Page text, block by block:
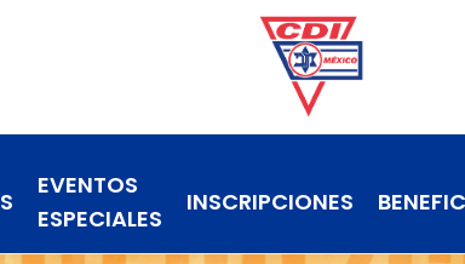
EVENTOS
ESPECIALES
INSCRIPCIONES